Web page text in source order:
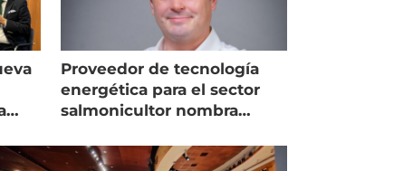
Proveedor de tecnología
energética para el sector
salmonicultor nombra